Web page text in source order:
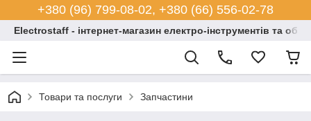
+380 (96) 799-08-02, +380 (66) 556-02-78
Electrostaff - інтернет-магазин електро-інструментів та
Товари та послуги Запчастини